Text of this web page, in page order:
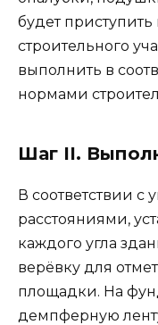
будет
строительного
выполнить в
нормами
Шаг II.
В соответствии с
расстояниями,
каждого угла
верёвку для
площадки. На
демпферную